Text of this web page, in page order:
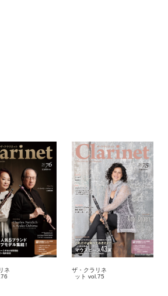
ネ
ザ・クラリネ
ット vol.75